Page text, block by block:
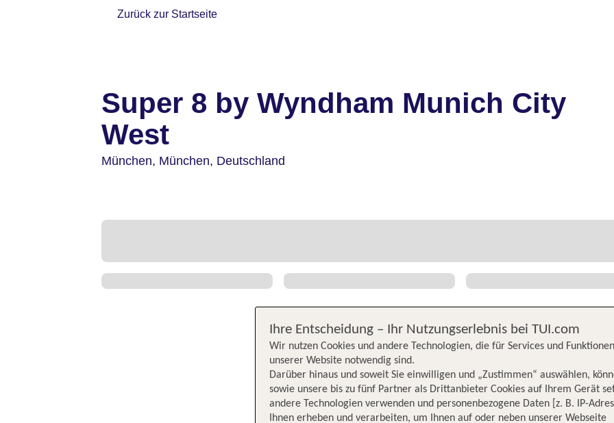
Zurück zur Startseite
Super 8 by Wyndham Munich City
West
München, München, Deutschland
Ihre Entscheidung – Ihr Nutzungserlebnis bei TUI.com
Wir nutzen Cookies und andere Technologien, die für Services und
unserer Website notwendig sind.
Darüber hinaus und soweit Sie einwilligen und „Zustimmen“ auswählen,
sowie unsere bis zu fünf Partner als Drittanbieter Cookies auf Ihrem Gerät
andere Technologien verwenden und personenbezogene Daten [z. B. IP-
Ihnen erheben und verarbeiten, um Ihnen auf oder neben unserer Webseite